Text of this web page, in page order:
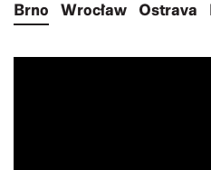
Brno Wrocław Ostrava